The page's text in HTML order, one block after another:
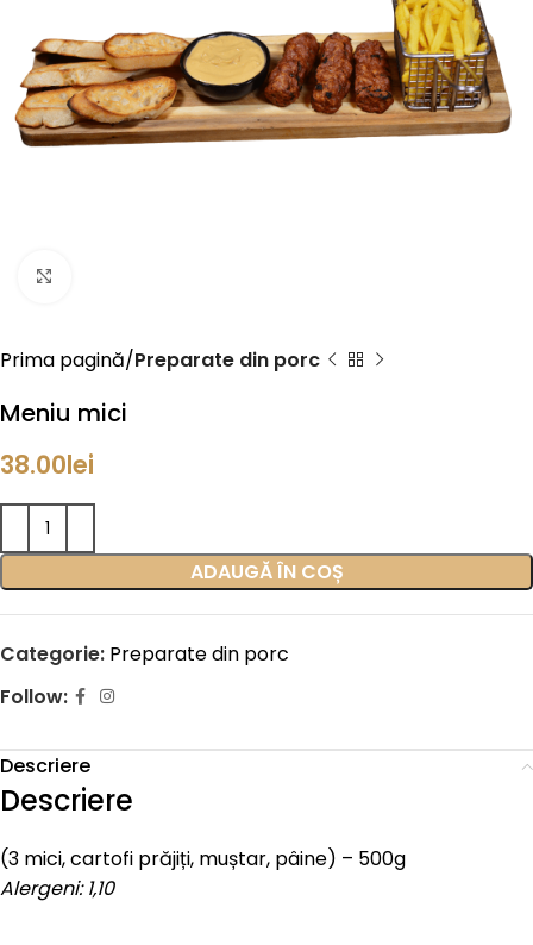
Prima pagină Preparate din porc
Meniu mici
38.00lei
ADAUGĂ ÎN COȘ
Categorie: Preparate din porc
Follow:
Descriere
Descriere
(3 mici, cartofi prăjiți, muștar, pâine) – 500g
Alergeni: 1,10